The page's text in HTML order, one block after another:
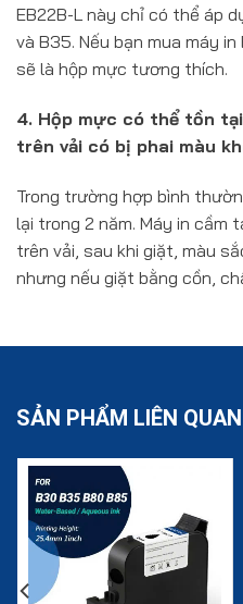
EB22B-L này chỉ có thể áp
và B35. Nếu bạn mua máy
sẽ là hộp mực tương thích.
4. Hộp mực có thể tồn
trên vải có bị phai màu
Trong trường hợp bình
lại trong 2 năm. Máy in cầm
trên vải, sau khi giặt, màu
nhưng nếu giặt bằng cồn,
SẢN PHẨM LIÊN QUAN